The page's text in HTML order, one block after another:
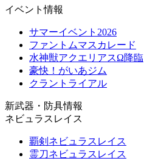
イベント情報
サマーイベント2026
ファントムマスカレード
水神獣アクエリアスΩ降臨
豪快！がいあジム
クラントライアル
新武器・防具情報
ネビュラスレイス
覇剣ネビュラスレイス
霊刀ネビュラスレイス